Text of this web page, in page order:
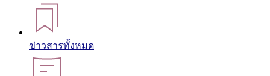
ข่าวสารทั้งหมด